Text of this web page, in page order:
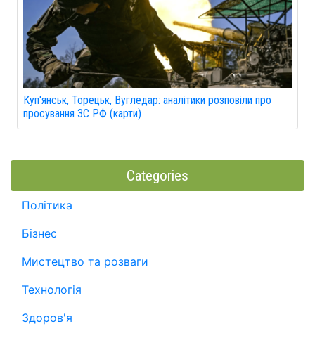
Куп'янськ, Торецьк, Вугледар: аналітики розповіли про
просування ЗС РФ (карти)
Categories
Політика
Бізнес
Мистецтво та розваги
Технологія
Здоров'я